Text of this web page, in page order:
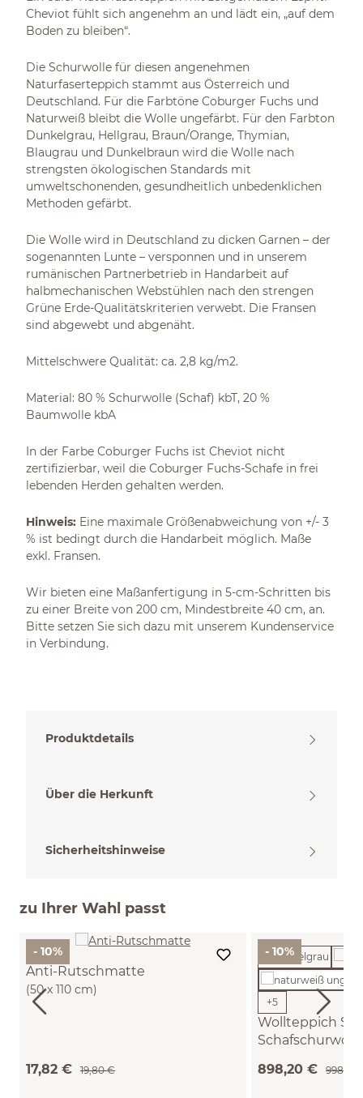
Cheviot fühlt sich angenehm an und lädt ein, „auf dem
Boden zu bleiben“.
Die Schurwolle für diesen angenehmen
Naturfaserteppich stammt aus Österreich und
Deutschland. Für die Farbtöne Coburger Fuchs und
Naturweiß bleibt die Wolle ungefärbt. Für den Farbton
Dunkelgrau, Hellgrau, Braun/Orange, Thymian,
Blaugrau und Dunkelbraun wird die Wolle nach
strengsten ökologischen Standards mit
umweltschonenden, gesundheitlich unbedenklichen
Methoden gefärbt.
Die Wolle wird in Deutschland zu dicken Garnen – der
sogenannten Lunte – versponnen und in unserem
rumänischen Partnerbetrieb in Handarbeit auf
halbmechanischen Webstühlen nach den strengen
Grüne Erde-Qualitätskriterien verwebt. Die Fransen
sind abgewebt und abgenäht.
Mittelschwere Qualität: ca. 2,8 kg/m2.
Material: 80 % Schurwolle (Schaf) kbT, 20 %
Baumwolle kbA
In der Farbe Coburger Fuchs ist Cheviot nicht
zertifizierbar, weil die Coburger Fuchs-Schafe in frei
lebenden Herden gehalten werden.
Hinweis: Eine maximale Größenabweichung von +/- 3
% ist bedingt durch die Handarbeit möglich. Maße
exkl. Fransen.
Wir bieten eine Maßanfertigung in 5-cm-Schritten bis
zu einer Breite von 200 cm, Mindestbreite 40 cm, an.
Bitte setzen Sie sich dazu mit unserem Kundenservice
in Verbindung.
Produktdetails
Über die Herkunft
Sicherheitshinweise
zu Ihrer Wahl passt
- 10%
Anti-Rutschmatte
(50 x 110 cm)
17,82 € 19,80 €
- 10%
Wollteppich
Schafschurwolle
+5
898,20 € 998,00